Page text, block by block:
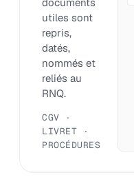
utiles sont
repris,
datés,
nommés et
reliés au
RNQ.
CGV ·
LIVRET ·
PROCÉDURES